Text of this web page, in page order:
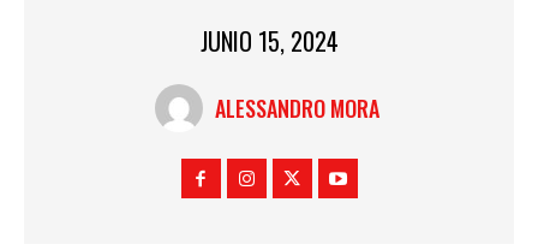
JUNIO 15, 2024
ALESSANDRO MORA